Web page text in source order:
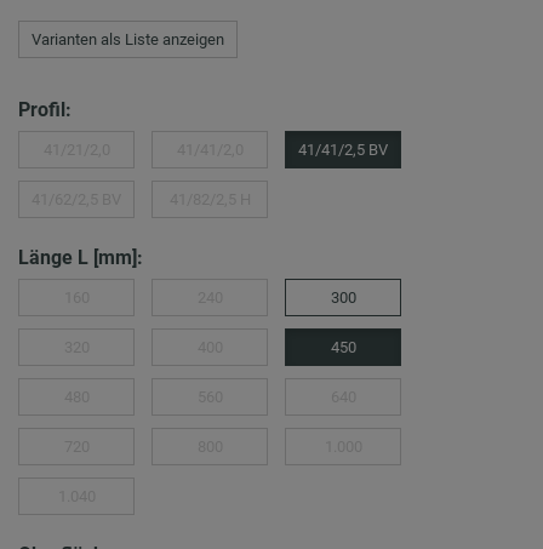
Varianten als Liste anzeigen
Profil:
41/41/2,5 BV
Länge L [mm]:
300
450